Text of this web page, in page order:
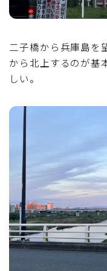
二子橋から兵庫島を
から北上するのが基
しい。